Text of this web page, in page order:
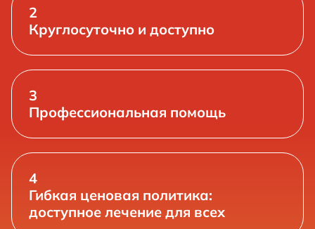
2
Круглосуточно и доступно
3
Профессиональная помощь
4
Гибкая ценовая политика:
доступное лечение для всех